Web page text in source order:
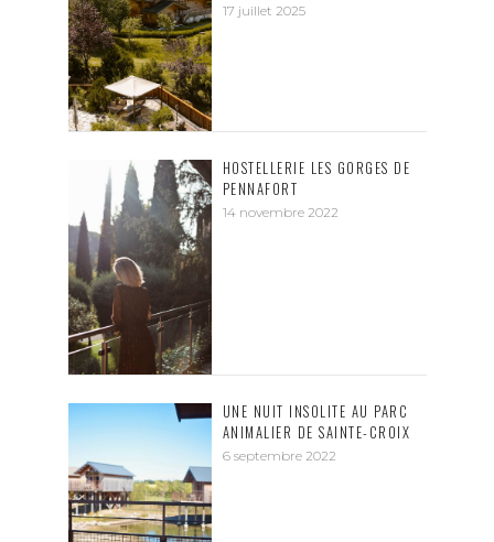
17 juillet 2025
HOSTELLERIE LES GORGES DE
PENNAFORT
14 novembre 2022
UNE NUIT INSOLITE AU PARC
ANIMALIER DE SAINTE-CROIX
6 septembre 2022